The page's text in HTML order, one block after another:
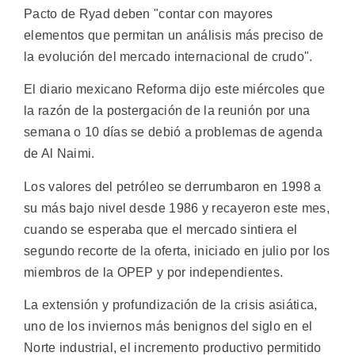
Pacto de Ryad deben "contar con mayores
elementos que permitan un análisis más preciso de
la evolución del mercado internacional de crudo".
El diario mexicano Reforma dijo este miércoles que
la razón de la postergación de la reunión por una
semana o 10 días se debió a problemas de agenda
de Al Naimi.
Los valores del petróleo se derrumbaron en 1998 a
su más bajo nivel desde 1986 y recayeron este mes,
cuando se esperaba que el mercado sintiera el
segundo recorte de la oferta, iniciado en julio por los
miembros de la OPEP y por independientes.
La extensión y profundización de la crisis asiática,
uno de los inviernos más benignos del siglo en el
Norte industrial, el incremento productivo permitido